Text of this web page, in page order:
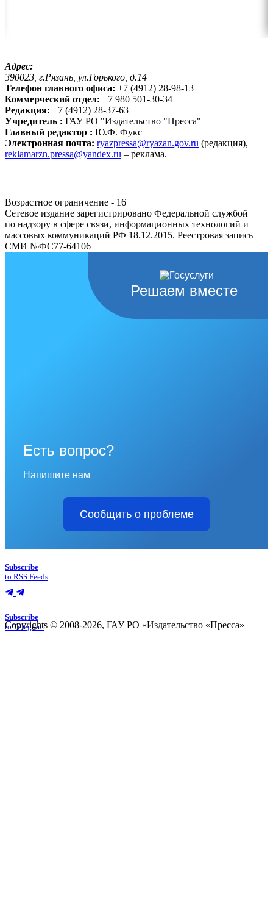
Адрес:
390023, г.Рязань, ул.Горького, д.14
Телефон главного офиса: +7 (4912) 28-98-13
Коммерческий отдел: +7 980 501-30-34
Редакция: +7 (4912) 28-37-63
Учредитель : ГАУ РО "Издательство "Пресса"
Главный редактор : Ю.Ф. Фукс
Электронная почта: ryazpressa@ryazan.gov.ru (редакция),
reklamarzn.pressa@yandex.ru – реклама.
Возрастное ограничение - 16+
Сетевое издание зарегистрировано Федеральной службой
по надзору в сфере связи, информационных технологий и
массовых коммуникаций РФ 18.12.2015. Реестровая запись
СМИ №ФС77-64106
Решаем вместе
Есть вопрос?
Напишите нам
Сообщить о проблеме
Subscribe
to RSS Feeds
Subscribe
to Telegram
Copyrights © 2008-2026, ГАУ РО «Издательство «Пресса»